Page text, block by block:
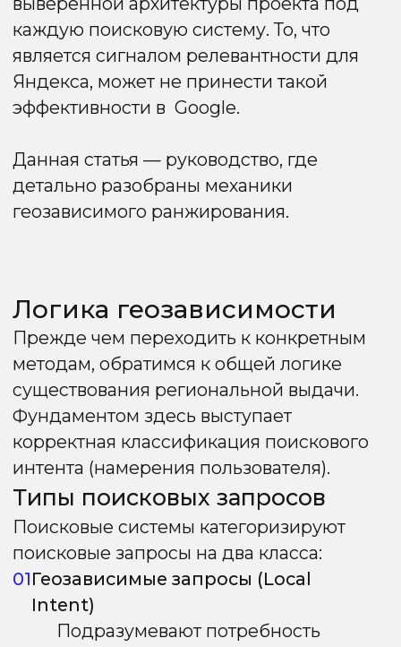
Логика геозависимости
Прежде чем переходить к конкретным
методам, обратимся к общей логике
существования региональной выдачи.
Фундаментом здесь выступает
корректная классификация поискового
Типы поисковых запросов
Поисковые системы категоризируют
поисковые запросы на два класса:
01Геозависимые запросы (Local
Примеры: «доставка еды», «заказать
клининг», «ремонт квартир», «погода
на неделю».
Выдача формируется динамически
на основе IP-адреса пользователя
или другого классификатора
региона. Приоритет отдается
локальным документам.
02Геонезависимые запросы
(Global/Informational Intent)
к географии.
Примеры:«рецепты еды», «как
«доставка еды в Москве».
Выдача статична для всей страны
(с незначительной
персонализацией).
Важно: стратегия регионального